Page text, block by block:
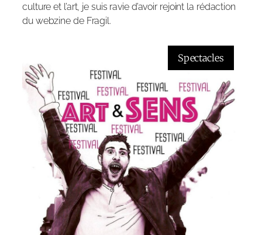
culture et l’art, je suis ravie d’avoir rejoint la rédaction
du webzine de Fragil.
Spectacles